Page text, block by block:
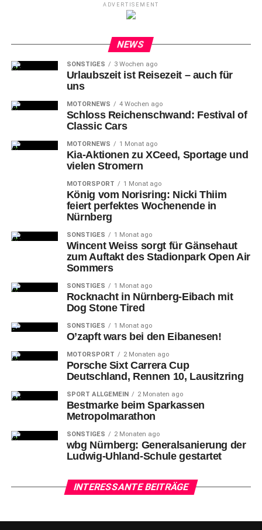
ADVERTISEMENT
NEWS
SONSTIGES 3 Wochen ago
Urlaubszeit ist Reisezeit – auch für
uns
MOTORNEWS 4 Wochen ago
Schloss Reichenschwand: Festival of
Classic Cars
MOTORNEWS 1 Monat ago
Kia-Aktionen zu XCeed, Sportage und
vielen Stromern
MOTORSPORT 1 Monat ago
König vom Norisring: Nicki Thiim
feiert perfektes Wochenende in
Nürnberg
SONSTIGES 1 Monat ago
Wincent Weiss sorgt für Gänsehaut
zum Auftakt des Stadionpark Open Air
Sommers
SONSTIGES 1 Monat ago
Rocknacht in Nürnberg-Eibach mit
Dog Stone Tired
SONSTIGES 1 Monat ago
O’zapft wars bei den Eibanesen!
MOTORSPORT 2 Monaten ago
Porsche Sixt Carrera Cup
Deutschland, Rennen 10, Lausitzring
SPORT ALLGEMEIN 2 Monaten ago
Bestmarke beim Sparkassen
Metropolmarathon
SONSTIGES 2 Monaten ago
wbg Nürnberg: Generalsanierung der
Ludwig-Uhland-Schule gestartet
INTERESSANTE BEITRÄGE